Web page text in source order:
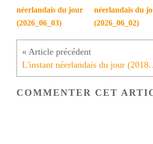
néerlandais du jour
(2026_06_03)
néerlandais du
(2026_06_02)
L'instant
COMMENTER CET